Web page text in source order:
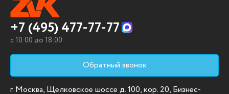
+7 (495) 477-77-77
c 10:00 до 18:00
Обратный звонок
г. Москва, Щелковское шоссе д. 100, кор. 20, Бизнес-